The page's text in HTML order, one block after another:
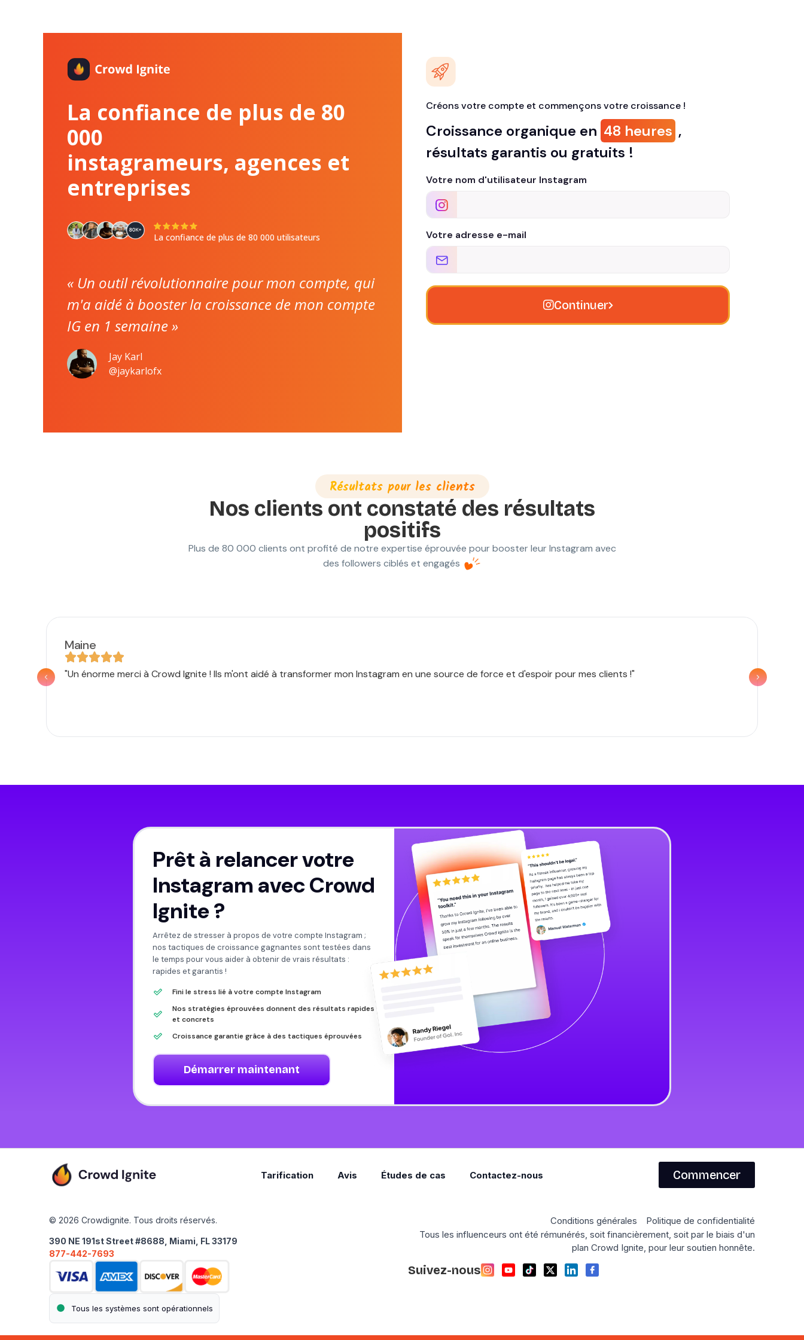
La confiance de plus de 80
000
instagrameurs, agences et
entreprises
La confiance de plus de 80 000 utilisateurs
« Un outil révolutionnaire pour mon compte, qui
m'a aidé à booster la croissance de mon compte
IG en 1 semaine »
Jay Karl
@jaykarlofx
Créons votre compte et commençons votre croissance !
Croissance organique en 48 heures ,
résultats garantis ou gratuits !
Votre nom d'utilisateur Instagram
Votre adresse e-mail
Continuer
Résultats pour les clients
Nos clients ont constaté des résultats
positifs
Plus de 80 000 clients ont profité de notre expertise éprouvée pour booster leur Instagram avec
des followers ciblés et engagés
Maine
"Un énorme merci à Crowd Ignite ! Ils m'ont aidé à transformer mon Instagram en une source de force et d'espoir pour mes clients !"
Prêt à relancer votre
Instagram avec Crowd
Ignite ?
Arrêtez de stresser à propos de votre compte Instagram ;
nos tactiques de croissance gagnantes sont testées dans
le temps pour vous aider à obtenir de vrais résultats :
rapides et garantis !
Fini le stress lié à votre compte Instagram
Nos stratégies éprouvées donnent des résultats rapides
et concrets
Croissance garantie grâce à des tactiques éprouvées
Démarrer maintenant
Tarification Avis Études de cas Contactez-nous Commencer
© 2026 Crowdignite. Tous droits réservés.
390 NE 191st Street #8688, Miami, FL 33179
877-442-7693
Tous les systèmes sont opérationnels
Conditions générales
Politique de confidentialité
Tous les influenceurs ont été rémunérés, soit financièrement, soit par le biais d'un
plan Crowd Ignite, pour leur soutien honnête.
Suivez-nous